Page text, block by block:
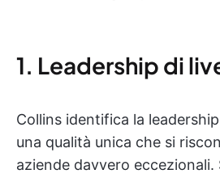
1. Leadership di
Collins identifica la
una qualità unica che si
aziende davvero eccezionali.